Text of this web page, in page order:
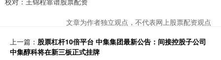
文章为作者独立观点，不代表网上股票配资观点
上一篇： 股票杠杆10倍平台 中集集团最新公告：间接控股子公司
中集醇科将在新三板正式挂牌